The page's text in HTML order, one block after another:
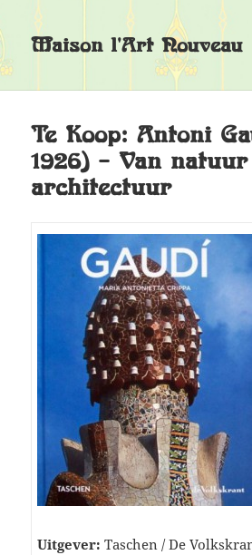
Maison l'Art Nouveau
Te Koop: Antoni
1926) – Van
architectuur
Uitgever: Taschen / De